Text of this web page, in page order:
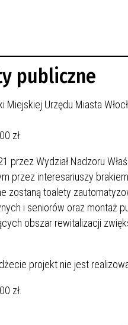
publiczne
Miejskiej Urzędu Miasta
zł
przez Wydział Nadzoru
przez interesariuszy
zostaną toalety
i seniorów oraz montaż
obszar rewitalizacji
projekt nie jest
zł.